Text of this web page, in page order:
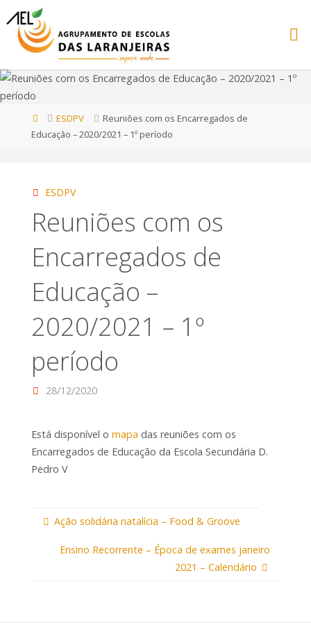
HomeESDPV
Reuniões com os Encarregados de
Educação – 2020/2021 – 1º período
ESDPV
Reuniões com os
Encarregados de
Educação –
2020/2021 – 1º
período
28/12/2020
Está disponível o mapa das reuniões com os
Encarregados de Educação da Escola Secundária D.
Pedro V
Ação solidária natalícia – Food & Groove
Ensino Recorrente – Época de exames janeiro
2021 – Calendário